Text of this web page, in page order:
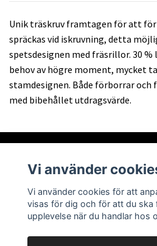
Unik träskruv framtagen för att
spräckas vid iskruvning, detta
spetsdesignen med fräsrillor. 30
behov av högre moment, mycket
stamdesignen. Både förborrar och
med bibehållet utdragsvärde.
Om oss
Läs mer
Vi använder
Vi använder cookies för att
visas för dig och för att du ska
upplevelse när du handlar hos